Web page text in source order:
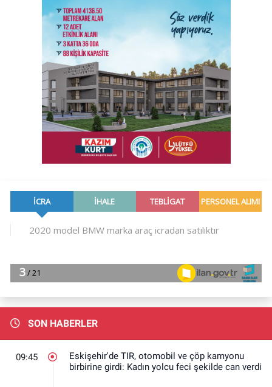
SON HABERLER
09:45
Eskişehir'de TIR, otomobil ve çöp kamyonu
birbirine girdi: Kadın yolcu feci şekilde can verdi